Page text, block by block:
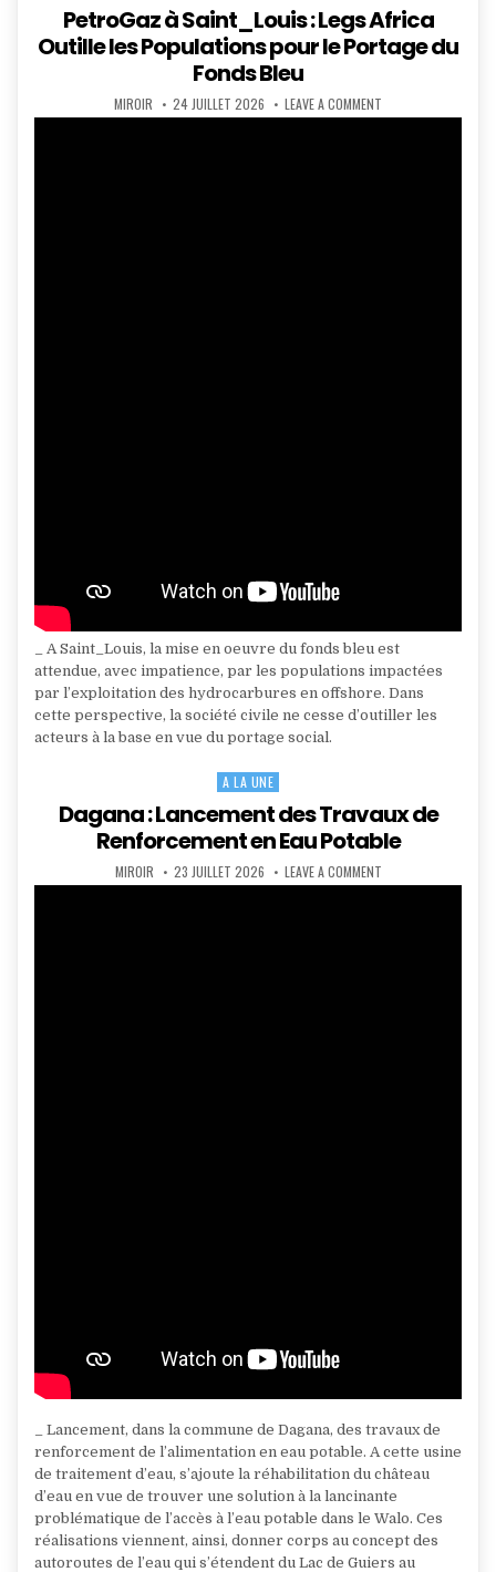
PetroGaz à Saint_Louis : Legs Africa
Outille les Populations pour le Portage du
Fonds Bleu
AUTHOR:
MIROIR PUBLISHED
DATE:
24 JUILLET 2026 LEAVE A COMMENT
PETROGAZ
_ A Saint_Louis, la mise en oeuvre du fonds bleu est
attendue, avec impatience, par les populations impactées
par l’exploitation des hydrocarbures en offshore. Dans
cette perspective, la société civile ne cesse d’outiller les
acteurs à la base en vue du portage social.
Posted
A LA UNE
Dagana : Lancement des Travaux de
Renforcement en Eau Potable
AUTHOR:
MIROIR PUBLISHED
DATE:
23 JUILLET 2026 LEAVE A COMMENTON
DAGANA
_ Lancement, dans la commune de Dagana, des travaux de
renforcement de l’alimentation en eau potable. A cette usine
de traitement d’eau, s’ajoute la réhabilitation du château
d’eau en vue de trouver une solution à la lancinante
problématique de l’accès à l’eau potable dans le Walo. Ces
réalisations viennent, ainsi, donner corps au concept des
autoroutes de l’eau qui s’étendent du Lac de Guiers au